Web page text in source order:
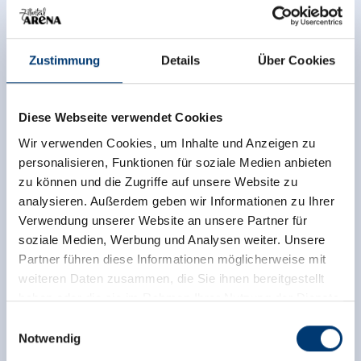
Zustimmung Details Über Cookies
Diese Webseite verwendet Cookies
Wir verwenden Cookies, um Inhalte und Anzeigen zu
personalisieren, Funktionen für soziale Medien anbieten
zu können und die Zugriffe auf unsere Website zu
analysieren. Außerdem geben wir Informationen zu Ihrer
Verwendung unserer Website an unsere Partner für
soziale Medien, Werbung und Analysen weiter. Unsere
Partner führen diese Informationen möglicherweise mit
weiteren Daten zusammen, die Sie ihnen bereitgestellt
haben oder die sie im Rahmen Ihrer Nutzung der Dienste
Notwendig
Gültigkeit. Mehrtages-Skipässe können bereits am
Vortag ab 15.00 Uhr gekauft werden. Skipässe
gelten immer an aufeinanderfolgenden Tagen, eine
Unterbrechung ist nicht möglich (mit Ausnahme
der Wahlabos).
ohne Wintersportausrüstung ausgegeben.
BeiSkiunfall oder Krankheitgewähren wir Ihnen im
Kulanzweg eine Rückvergütung ab dem letzten
Benützungstag. Hierfür müssen Sie eine ärztliche
Bestätigung vorlegen. Verlorene Skipässe können
wir Ihnen leider nicht ersetzen.
Auch fürSchlechtwetter, Wind/Sturm,
Lawinengefahr, unvorhergesehene Abreise,
Betriebsunterbrechungen, behördlich angeordnete
Rückvergütung oder Verlängerung einräumen.
gegen einen anderen